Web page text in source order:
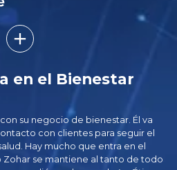
en el Bienestar
su negocio de bienestar. Él va
con clientes para seguir el
Hay mucho que entra en el
se mantiene al tanto de todo